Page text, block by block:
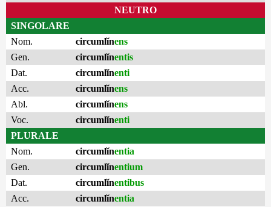
NEUTRO
SINGOLARE
Nom.
circumlĭnens
Gen.
circumlĭnentis
Dat.
circumlĭnenti
Acc.
circumlĭnens
Abl.
circumlĭnens
Voc.
circumlĭnenti
PLURALE
Nom.
circumlĭnentia
Gen.
circumlĭnentium
Dat.
circumlĭnentibus
Acc.
circumlĭnentia